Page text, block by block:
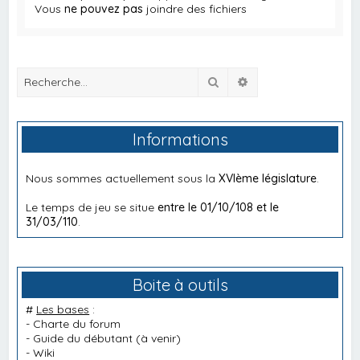
Vousne pouvez pas joindre des fichiers
Rechercher
Informations
Nous sommes actuellement sous laXVIème législature
Le temps de jeu se situeentre le 01/10/108 et le
31/03/110
Boite à outils
# Les bases :
- Charte du forum
- Guide du débutant (à venir)
-Wiki